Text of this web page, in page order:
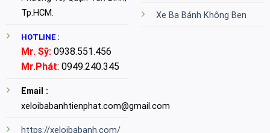
Tp.HCM.
HOTLINE :
Mr. Sỹ:0938.551.456
Mr.Phát: 0949.240.345
Email :
xeloibabanhtienphat.com@gmail.com
https://xeloibabanh.com/
Xe Ba Bánh Không Ben